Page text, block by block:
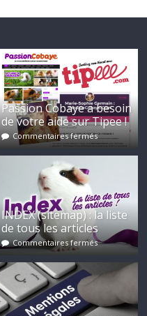
Passion Cobaye a besoin
de votre aide sur Tipee !
Commentaires fermés
INDEX (sitemap) : la liste
de tous les articles
Commentaires fermés